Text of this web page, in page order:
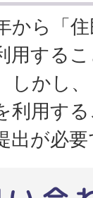
から「
用する
しかし
利用す
出が必要